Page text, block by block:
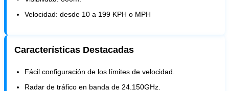
Velocidad: desde 10 a 199 KPH o MPH
Características Destacadas
Fácil configuración de los límites de velocidad.
Radar de tráfico en banda de 24.150GHz.